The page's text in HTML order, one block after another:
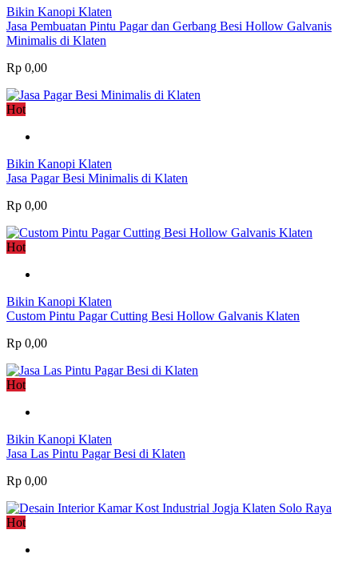
Bikin Kanopi Klaten
Jasa Pembuatan Pintu Pagar dan Gerbang Besi Hollow Galvanis
Minimalis di Klaten
Rp 0,00
Hot
Bikin Kanopi Klaten
Jasa Pagar Besi Minimalis di Klaten
Rp 0,00
Hot
Bikin Kanopi Klaten
Custom Pintu Pagar Cutting Besi Hollow Galvanis Klaten
Rp 0,00
Hot
Bikin Kanopi Klaten
Jasa Las Pintu Pagar Besi di Klaten
Rp 0,00
Hot